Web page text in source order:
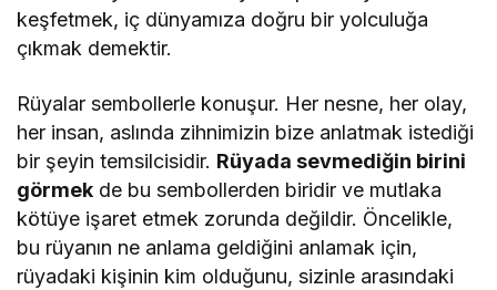
keşfetmek, iç dünyamıza doğru bir yolculuğa
çıkmak demektir.
Rüyalar sembollerle konuşur. Her nesne, her olay,
her insan, aslında zihnimizin bize anlatmak istediği
bir şeyin temsilcisidir. Rüyada sevmediğin birini
görmek de bu sembollerden biridir ve mutlaka
kötüye işaret etmek zorunda değildir. Öncelikle,
bu rüyanın ne anlama geldiğini anlamak için,
rüyadaki kişinin kim olduğunu, sizinle arasındaki